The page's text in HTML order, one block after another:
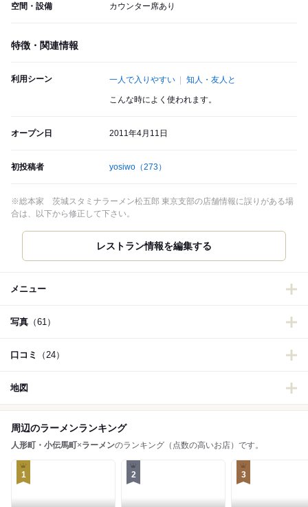
空間・設備 カウンター席あり
特徴・関連情報
利用シーン 一人で入りやすい 知人・友人と
こんな時によく使われます。
オープン日 2011年4月11日
初投稿者 yosiwo （273）
※総本家 茨城スタミナラーメン松五郎 東京支部の店舗情報に誤りがある場
合は、以下から修正して下さい。
レストラン情報を編集する
メニュー
写真 （61）
口コミ （24）
地図
周辺のラーメンランキング
人形町・小伝馬町×ラーメンのランキング（点数の高いお店）です。
1 2 3